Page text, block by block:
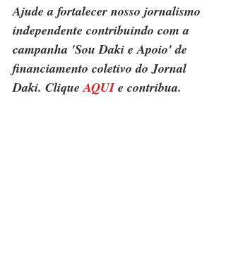
Ajude a fortalecer nosso jornalismo
independente contribuindo com a
campanha 'Sou Daki e Apoio' de
financiamento coletivo do Jornal
Daki. Clique AQUI e contribua.